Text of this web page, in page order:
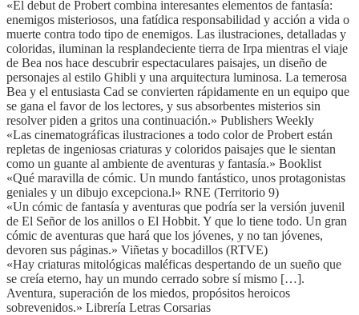
«El debut de Probert combina interesantes elementos de fantasía:
enemigos misteriosos, una fatídica responsabilidad y acción a vida o
muerte contra todo tipo de enemigos. Las ilustraciones, detalladas y
coloridas, iluminan la resplandeciente tierra de Irpa mientras el viaje
de Bea nos hace descubrir espectaculares paisajes, un diseño de
personajes al estilo Ghibli y una arquitectura luminosa. La temerosa
Bea y el entusiasta Cad se convierten rápidamente en un equipo que
se gana el favor de los lectores, y sus absorbentes misterios sin
resolver piden a gritos una continuación.» Publishers Weekly
«Las cinematográficas ilustraciones a todo color de Probert están
repletas de ingeniosas criaturas y coloridos paisajes que le sientan
como un guante al ambiente de aventuras y fantasía.» Booklist
«Qué maravilla de cómic. Un mundo fantástico, unos protagonistas
geniales y un dibujo excepciona.l» RNE (Territorio 9)
«Un cómic de fantasía y aventuras que podría ser la versión juvenil
de El Señor de los anillos o El Hobbit. Y que lo tiene todo. Un gran
cómic de aventuras que hará que los jóvenes, y no tan jóvenes,
devoren sus páginas.» Viñetas y bocadillos (RTVE)
«Hay criaturas mitológicas maléficas despertando de un sueño que
se creía eterno, hay un mundo cerrado sobre sí mismo […].
Aventura, superación de los miedos, propósitos heroicos
sobrevenidos.» Librería Letras Corsarias